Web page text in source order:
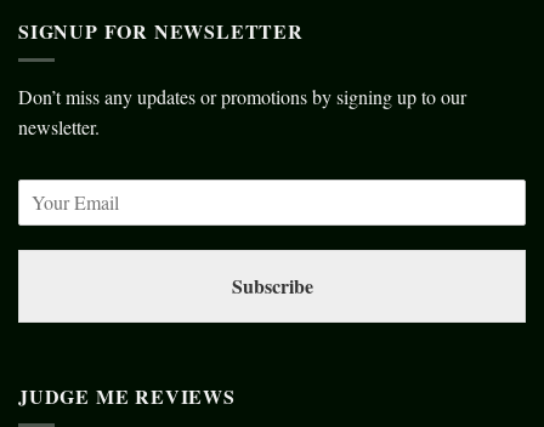
SIGNUP FOR NEWSLETTER
Don’t miss any updates or promotions by signing up to our
newsletter.
Subscribe
JUDGE ME REVIEWS